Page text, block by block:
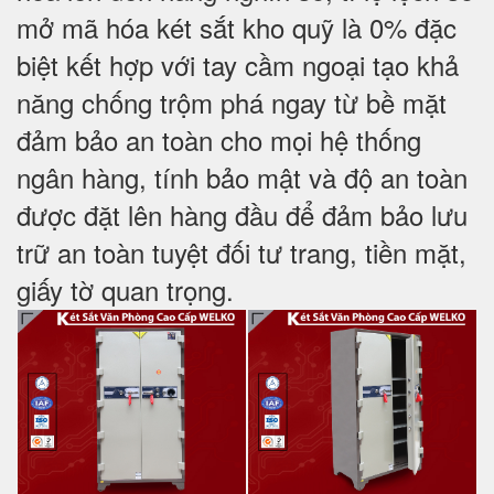
mở mã hóa két sắt kho quỹ là 0% đặc
biệt kết hợp với tay cầm ngoại tạo khả
năng chống trộm phá ngay từ bề mặt
đảm bảo an toàn cho mọi hệ thống
ngân hàng, tính bảo mật và độ an toàn
được đặt lên hàng đầu để đảm bảo lưu
trữ an toàn tuyệt đối tư trang, tiền mặt,
giấy tờ quan trọng.